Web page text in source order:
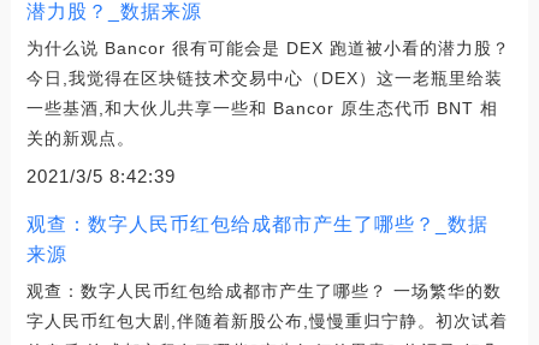
潜力股？_数据来源
为什么说 Bancor 很有可能会是 DEX 跑道被小看的潜力股？
今日,我觉得在区块链技术交易中心（DEX）这一老瓶里给装
一些基酒,和大伙儿共享一些和 Bancor 原生态代币 BNT 相
关的新观点。
2021/3/5 8:42:39
观查：数字人民币红包给成都市产生了哪些？_数据
来源
观查：数字人民币红包给成都市产生了哪些？ 一场繁华的数
字人民币红包大剧,伴随着新股公布,慢慢重归宁静。初次试着